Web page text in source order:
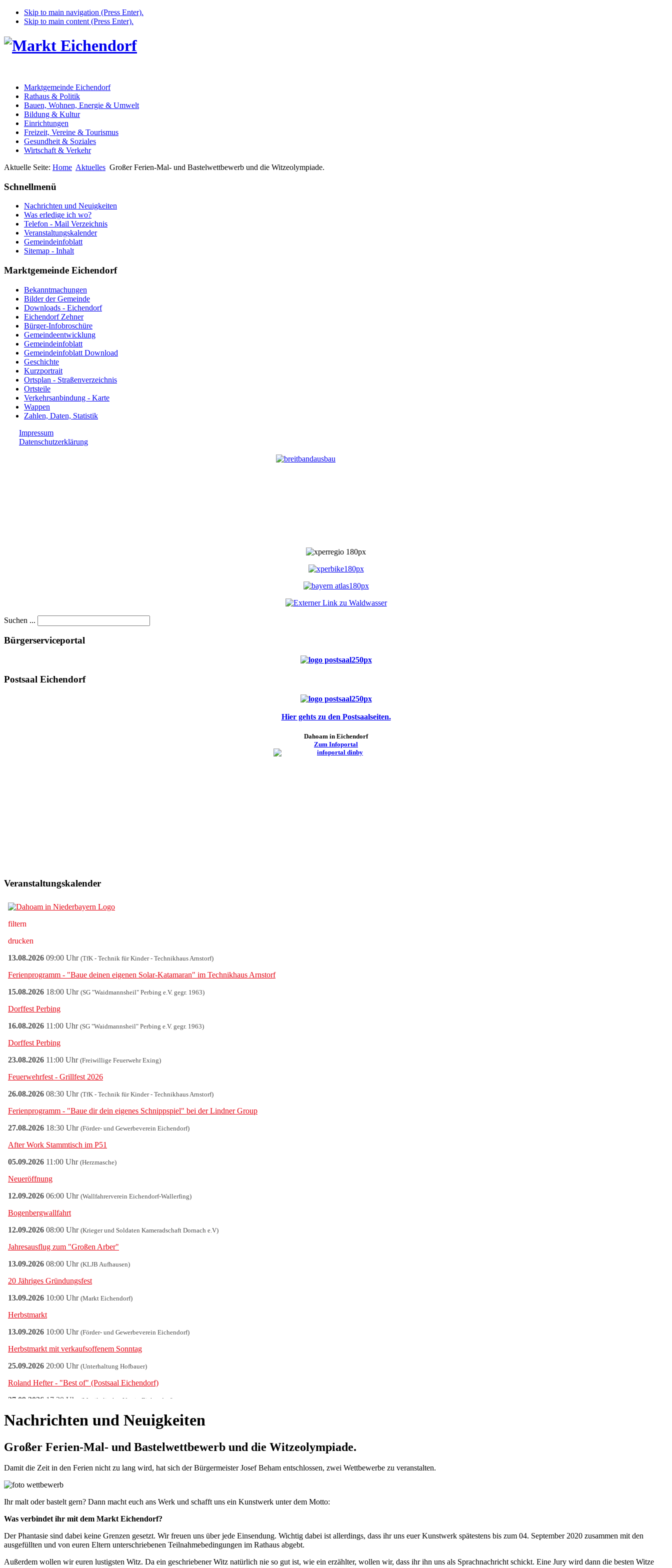
Skip to main navigation (Press Enter).
Skip to main content (Press Enter).
Marktgemeinde Eichendorf
Rathaus & Politik
Bauen, Wohnen, Energie & Umwelt
Bildung & Kultur
Einrichtungen
Freizeit, Vereine & Tourismus
Gesundheit & Soziales
Wirtschaft & Verkehr
Aktuelle Seite: Home Aktuelles Großer Ferien-Mal- und Bastelwettbewerb und die Witzeolympiade.
Schnellmenü
Nachrichten und Neuigkeiten
Was erledige ich wo?
Telefon - Mail Verzeichnis
Veranstaltungskalender
Gemeindeinfoblatt
Sitemap - Inhalt
Marktgemeinde Eichendorf
Bekanntmachungen
Bilder der Gemeinde
Downloads - Eichendorf
Eichendorf Zehner
Bürger-Infobroschüre
Gemeindeentwicklung
Gemeindeinfoblatt
Gemeindeinfoblatt Download
Geschichte
Kurzportrait
Ortsplan - Straßenverzeichnis
Ortsteile
Verkehrsanbindung - Karte
Wappen
Zahlen, Daten, Statistik
Impressum
Datenschutzerklärung
Suchen ...
Bürgerserviceportal
Postsaal Eichendorf
Hier gehts zu den Postsaalseiten.
Dahoam in Eichendorf
Zum Infoportal
Veranstaltungskalender
Nachrichten und Neuigkeiten
Großer Ferien-Mal- und Bastelwettbewerb und die Witzeolympiade.
Damit die Zeit in den Ferien nicht zu lang wird, hat sich der Bürgermeister Josef Beham entschlossen, zwei Wettbewerbe zu veranstalten.
Ihr malt oder bastelt gern? Dann macht euch ans Werk und schafft uns ein Kunstwerk unter dem Motto:
Was verbindet ihr mit dem Markt Eichendorf?
Der Phantasie sind dabei keine Grenzen gesetzt. Wir freuen uns über jede Einsendung. Wichtig dabei ist allerdings, dass ihr uns euer Kunstwerk spätestens bis zum 04. September 2020 zusammen mit den
ausgefüllten und von euren Eltern unterschriebenen Teilnahmebedingungen im Rathaus abgebt.
Außerdem wollen wir euren lustigsten Witz. Da ein geschriebener Witz natürlich nie so gut ist, wie ein erzählter, wollen wir, dass ihr ihn uns als Sprachnachricht schickt. Eine Jury wird dann die besten Witze